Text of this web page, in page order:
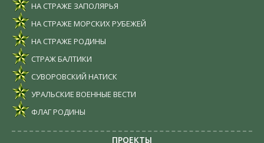
НА СТРАЖЕ ЗАПОЛЯРЬЯ
НА СТРАЖЕ МОРСКИХ РУБЕЖЕЙ
НА СТРАЖЕ РОДИНЫ
СТРАЖ БАЛТИКИ
СУВОРОВСКИЙ НАТИСК
УРАЛЬСКИЕ ВОЕННЫЕ ВЕСТИ
ФЛАГ РОДИНЫ
ПРОЕКТЫ